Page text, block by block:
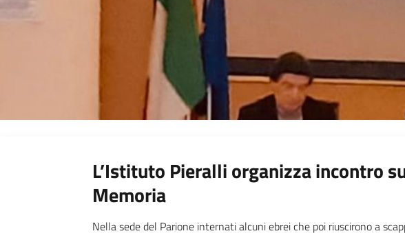
L’Istituto Pieralli organizza incontro
Memoria
Nella sede del Parione internati alcuni ebrei che poi riuscirono a